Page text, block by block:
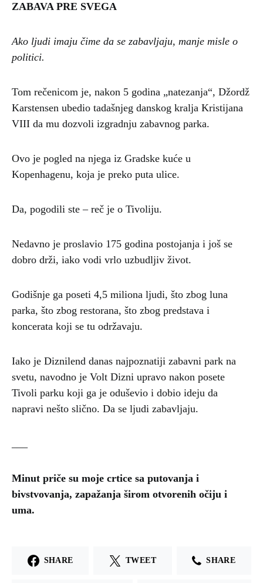
ZABAVA PRE SVEGA
Ako ljudi imaju čime da se zabavljaju, manje misle o
politici.
Tom rečenicom je, nakon 5 godina „natezanja“, Džordž
Karstensen ubedio tadašnjeg danskog kralja Kristijana
VIII da mu dozvoli izgradnju zabavnog parka.
Ovo je pogled na njega iz Gradske kuće u
Kopenhagenu, koja je preko puta ulice.
Da, pogodili ste – reč je o Tivoliju.
Nedavno je proslavio 175 godina postojanja i još se
dobro drži, iako vodi vrlo uzbudljiv život.
Godišnje ga poseti 4,5 miliona ljudi, što zbog luna
parka, što zbog restorana, što zbog predstava i
koncerata koji se tu održavaju.
Iako je Diznilend danas najpoznatiji zabavni park na
svetu, navodno je Volt Dizni upravo nakon posete
Tivoli parku koji ga je oduševio i dobio ideju da
napravi nešto slično. Da se ljudi zabavljaju.
Minut priče su moje crtice sa putovanja i
bivstvovanja, zapažanja širom otvorenih očiju i
uma.
SHARE TWEET SHARE